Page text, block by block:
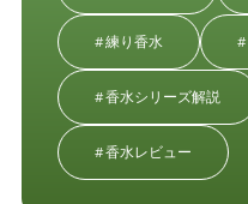
練り香水
香水シリーズ解説
香水レビュー